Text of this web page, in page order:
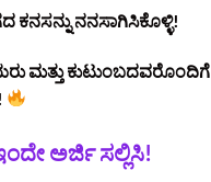
ನನಸಾಗಿಸಿಕೊಳ್ಳಿ!
ಮತ್ತು ಕುಟುಂಬದವರೊಂದಿಗೆ
ಅರ್ಜಿ ಸಲ್ಲಿಸಿ!